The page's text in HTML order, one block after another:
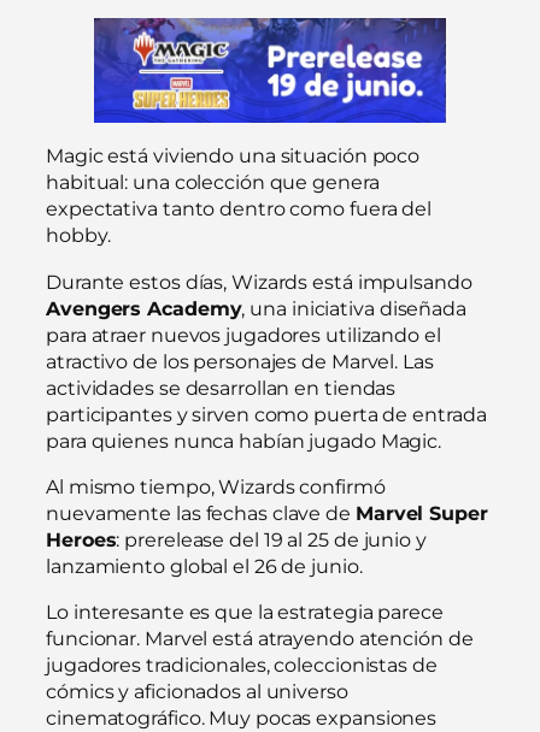
Magic está viviendo una situación poco
habitual: una colección que genera
expectativa tanto dentro como fuera del
hobby.
Durante estos días, Wizards está impulsando
Avengers Academy, una iniciativa diseñada
para atraer nuevos jugadores utilizando el
atractivo de los personajes de Marvel. Las
actividades se desarrollan en tiendas
participantes y sirven como puerta de entrada
para quienes nunca habían jugado Magic.
Al mismo tiempo, Wizards confirmó
nuevamente las fechas clave de Marvel Super
Heroes: prerelease del 19 al 25 de junio y
lanzamiento global el 26 de junio.
Lo interesante es que la estrategia parece
funcionar. Marvel está atrayendo atención de
jugadores tradicionales, coleccionistas de
cómics y aficionados al universo
cinematográfico. Muy pocas expansiones